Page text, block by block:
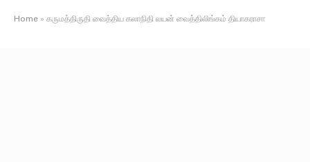
Home » கருமத்திருதி வைத்திய கலாநிதி லயன் வைத்திலிங்கம் தியாகராசா